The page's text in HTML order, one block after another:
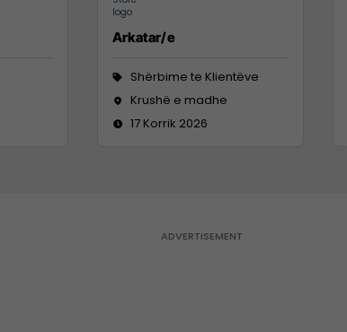
Arkatar/e
Shërbime te Klientëve
Krushë e madhe
17 Korrik 2026